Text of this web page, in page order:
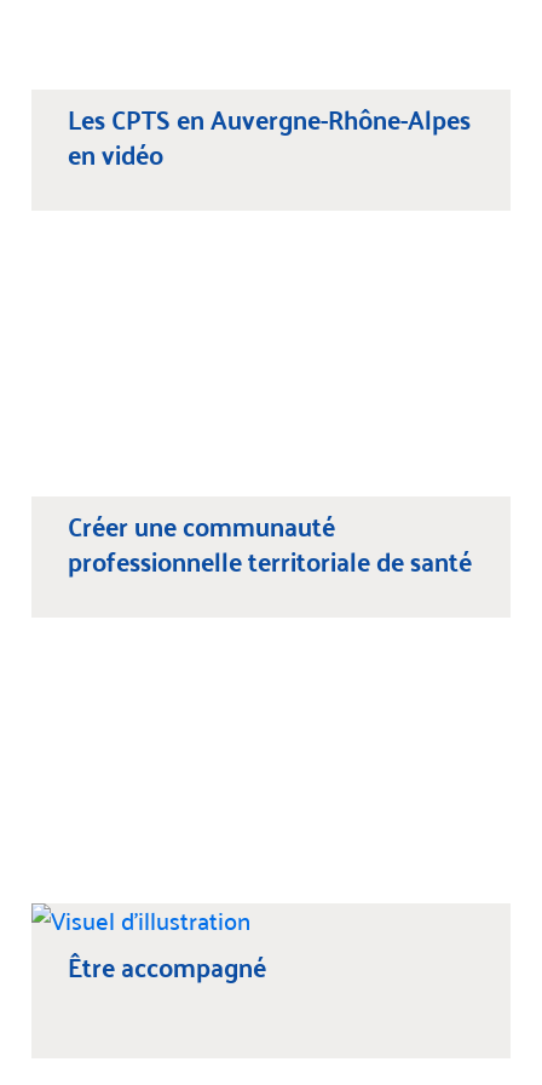
Les CPTS en Auvergne-Rhône-Alpes
en vidéo
Créer une communauté
professionnelle territoriale de santé
Être accompagné